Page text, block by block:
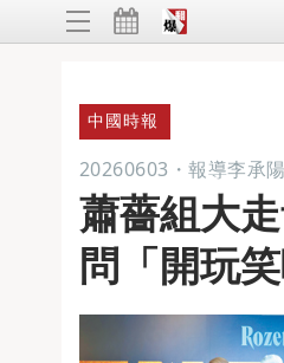
中國時報
20260603 ・ 報導李承陽
蕭薔組大
問「開玩笑